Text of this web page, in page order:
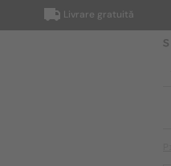
Livrare gratuită